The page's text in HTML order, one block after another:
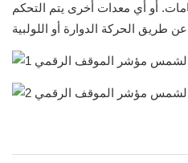
أو أي معدات أخرى يتم التحكم